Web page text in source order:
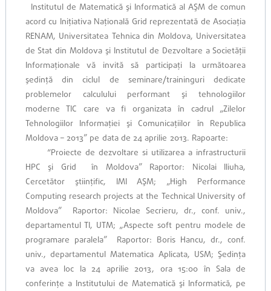
Institutul de Matematică şi Informatică al AŞM de comun
acord cu Iniţiativa Naţională Grid reprezentată de Asociaţia
RENAM, Universitatea Tehnica din Moldova, Universitatea
de Stat din Moldova şi Institutul de Dezvoltare a Societăţii
Informaţionale vă invită să participaţi la următoarea
şedinţă din ciclul de seminare/traininguri dedicate
problemelor calculului performant şi tehnologiilor
moderne TIC care va fi organizata în cadrul „Zilelor
Tehnologiilor Informaţiei şi Comunicaţiilor în Republica
Moldova – 2013” pe data de 24 aprilie 2013. Rapoarte:
“Proiecte de dezvoltare si utilizarea a infrastructurii
HPC şi Grid în Moldova” Raportor: Nicolai Iliuha,
Cercetător ştiinţific, IMI AŞM; „High Performance
Computing research projects at the Technical University of
Moldova” Raportor: Nicolae Secrieru, dr., conf. univ.,
departamentul TI, UTM; „Aspecte soft pentru modele de
programare paralela” Raportor: Boris Hancu, dr., conf.
univ., departamentul Matematica Aplicata, USM; Şedinţa
va avea loc la 24 aprilie 2013, ora 15:00 în Sala de
conferinţe a Institutului de Matematică şi Informatică, pe